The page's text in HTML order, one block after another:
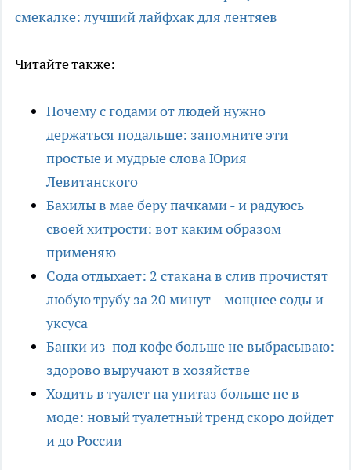
смекалке: лучший лайфхак для лентяев
Читайте также:
Почему с годами от людей нужно
держаться подальше: запомните эти
простые и мудрые слова Юрия
Левитанского
Бахилы в мае беру пачками - и радуюсь
своей хитрости: вот каким образом
применяю
Сода отдыхает: 2 стакана в слив прочистят
любую трубу за 20 минут – мощнее соды и
уксуса
Банки из-под кофе больше не выбрасываю:
здорово выручают в хозяйстве
Ходить в туалет на унитаз больше не в
моде: новый туалетный тренд скоро дойдет
и до России